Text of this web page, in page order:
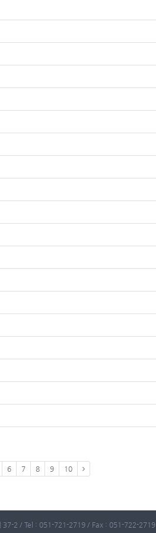
6 7 8 9 10
37-2 / Tel : 051-721-2719 / Fax : 051-722-2719 .